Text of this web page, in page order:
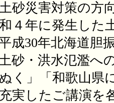
砂災害対策の方
４年に発生した
成30年北海道胆
砂・洪水氾濫へ
く」「和歌山県
実したご講演を